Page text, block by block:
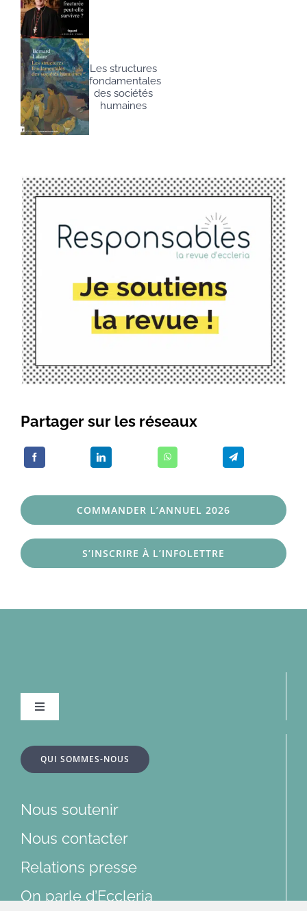
Les structures
fondamentales
des sociétés
humaines
Partager sur les réseaux
COMMANDER L’ANNUEL 2026
S’INSCRIRE À L’INFOLETTRE
Navigation
Articles
QUI SOMMES-NOUS
Nous soutenir
Nous contacter
Relations presse
On parle d’Eccleria